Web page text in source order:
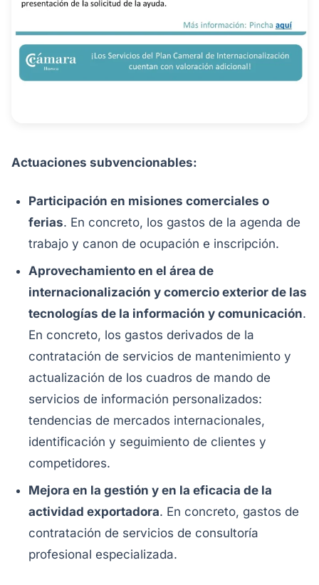
Actuaciones subvencionables:
Participación en misiones comerciales o
ferias. En concreto, los gastos de la agenda de
trabajo y canon de ocupación e inscripción.
Aprovechamiento en el área de
internacionalización y comercio exterior de las
tecnologías de la información y comunicación.
En concreto, los gastos derivados de la
contratación de servicios de mantenimiento y
actualización de los cuadros de mando de
servicios de información personalizados:
tendencias de mercados internacionales,
identificación y seguimiento de clientes y
competidores.
Mejora en la gestión y en la eficacia de la
actividad exportadora. En concreto, gastos de
contratación de servicios de consultoría
profesional especializada.